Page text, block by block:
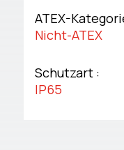
ATEX-
Nicht-ATEX
Schutzart :
IP65